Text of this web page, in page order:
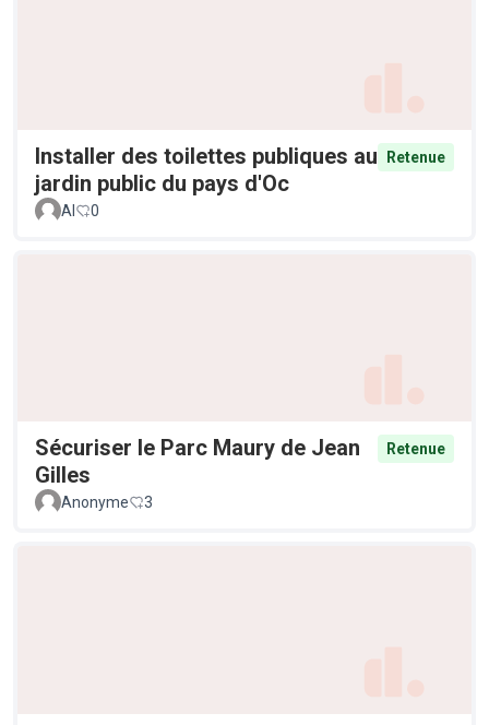
Installer des toilettes publiques au
jardin public du pays d'Oc
Retenue
Al 0
Sécuriser le Parc Maury de Jean
Gilles
Retenue
Anonyme 3